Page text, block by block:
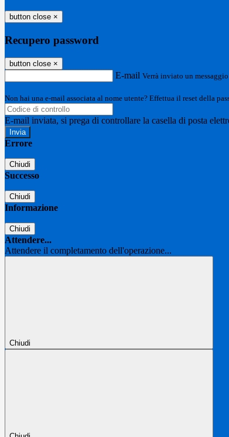
button close ×
Recupero password
button close ×
E-mail Verrà inviato un
Non hai una e-mail associata al nome utente? Effettua il reset della
E-mail inviata, si prega di controllare la casella di posta
Errore
Chiudi
Successo
Chiudi
Informazione
Chiudi
Attendere...
Attendere il completamento dell'operazione...
Chiudi